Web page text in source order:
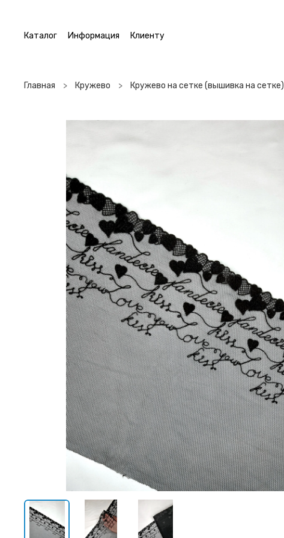
Каталог Информация Клиенту
Главная Кружево Кружево на сетке (вышивка на сетке)